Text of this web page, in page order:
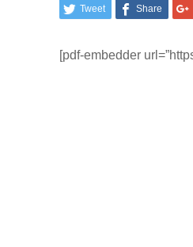
Tweet Share
[pdf-embedder